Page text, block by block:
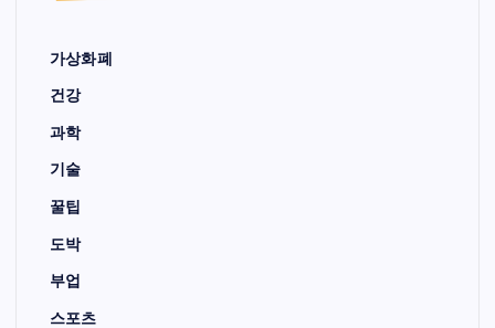
가상화폐
건강
과학
기술
꿀팁
도박
부업
스포츠